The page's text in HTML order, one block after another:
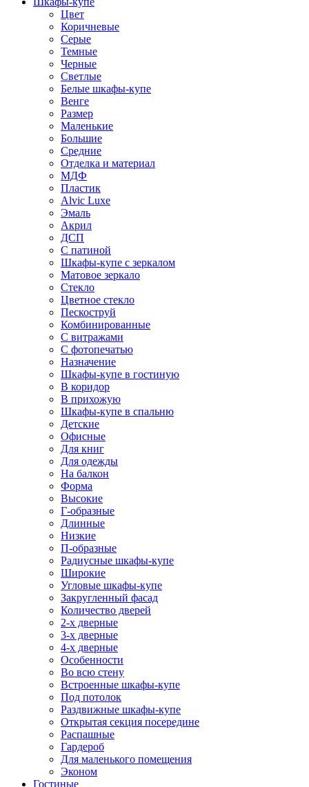
Цвет
Коричневые
Серые
Темные
Черные
Светлые
Белые шкафы-купе
Венге
Размер
Маленькие
Большие
Средние
Отделка и материал
МДФ
Пластик
Alvic Luxe
Эмаль
Акрил
ДСП
С патиной
Шкафы-купе с зеркалом
Матовое зеркало
Стекло
Цветное стекло
Пескоструй
Комбинированные
С витражами
С фотопечатью
Назначение
Шкафы-купе в гостиную
В коридор
В прихожую
Шкафы-купе в спальню
Детские
Офисные
Для книг
Для одежды
На балкон
Форма
Высокие
Г-образные
Длинные
Низкие
П-образные
Радиусные шкафы-купе
Широкие
Угловые шкафы-купе
Закругленный фасад
Количество дверей
2-х дверные
3-х дверные
4-х дверные
Особенности
Во всю стену
Встроенные шкафы-купе
Под потолок
Раздвижные шкафы-купе
Открытая секция посередине
Распашные
Гардероб
Для маленького помещения
Эконом
Гостиные